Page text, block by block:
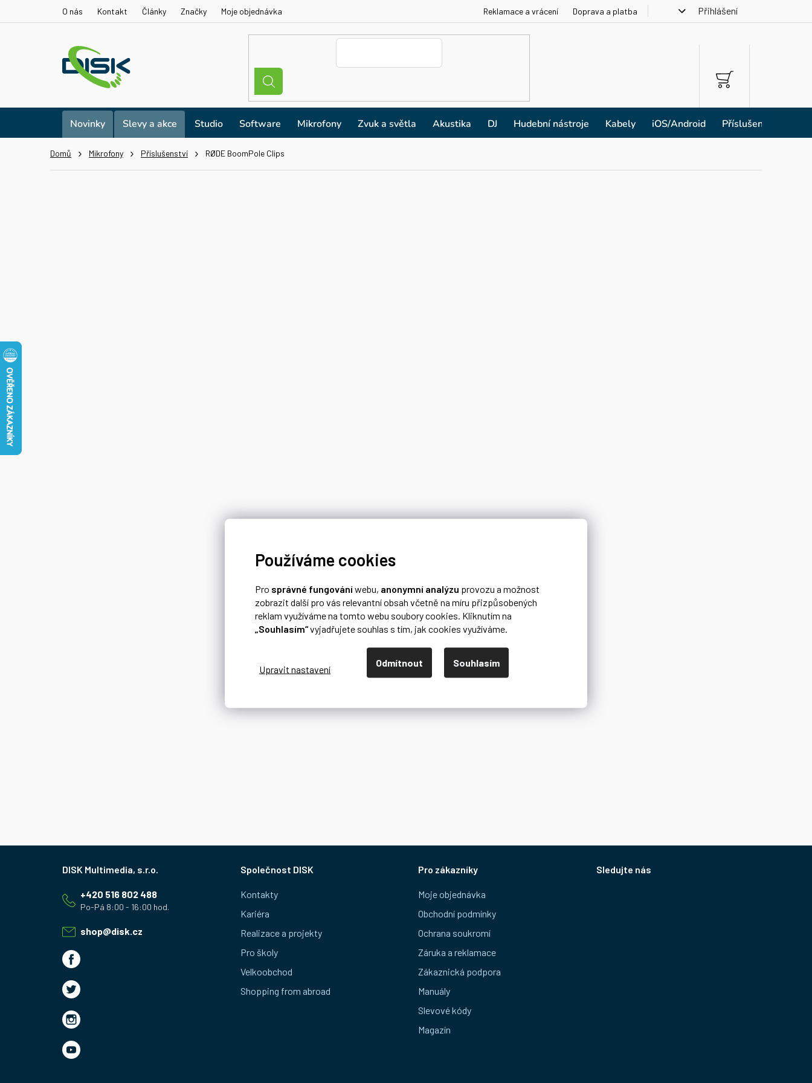
Používáme cookies
Pro správné fungováníwebu, anonymní analýzu provozu a možnost
zobrazit další pro vás relevantní obsah včetně na míru přizpůsobených
reklam využíváme na tomto webu soubory cookies. Kliknutím na
„Souhlasím“vyjadřujete souhlas s tím, jak cookies využíváme.
Odmítnout Souhlasím
O nás Kontakt Články Značky Moje objednávka Reklamace a vrácení Doprava a platba Přihlášení
NÁKUPNÍ
KOŠÍK
Novinky Slevy a akce Studio Software Mikrofony Zvuk a světla Akustika DJ Hudební nástroje Kabely iOS/Android Příslušenství
Domů Mikrofony Příslušenství RØDE BoomPole Clips
shop@disk.cz
+420 516 802 488
Společnost DISK
Kontakty
Kariéra
Realizace a projekty
Pro školy
Velkoobchod
Shopping from abroad
Pro zákazníky
Moje objednávka
Obchodní podmínky
Ochrana soukromí
Záruka a reklamace
Zákaznická podpora
Manuály
Slevové kódy
Magazín
Sledujte nás